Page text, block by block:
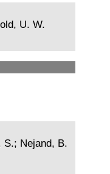
U. W.
S.; Nejand, B.